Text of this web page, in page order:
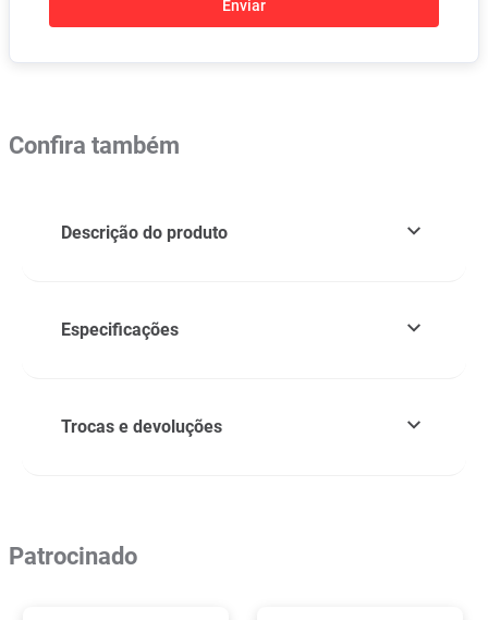
Enviar
Confira também
Descrição do produto
Especificações
Trocas e devoluções
Patrocinado